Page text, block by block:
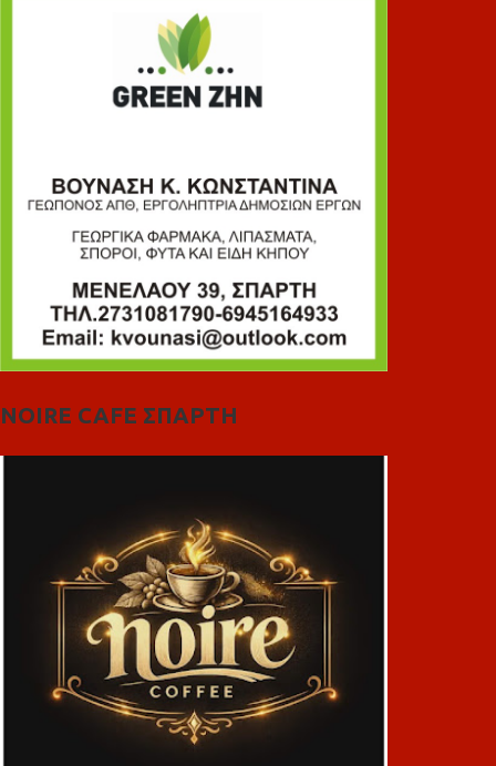
NOIRE CAFE ΣΠΑΡΤΗ